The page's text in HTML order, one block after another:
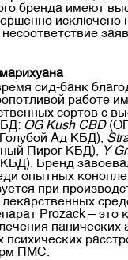
бренда имеют
исключено
сид-банк
работе
сортов с
OG Kush CBD
Ад КБД),
Пирог КБД), Y
КБД). Бренд
опытных
при
Prozack – это
панических
ПМС.